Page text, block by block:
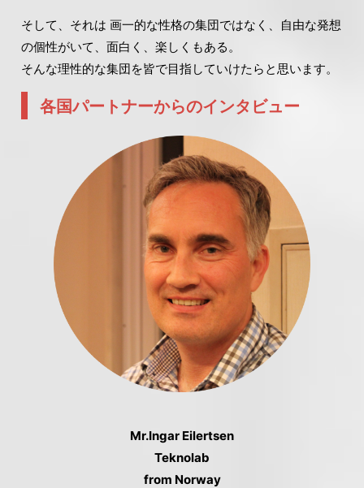
そして、それは 画一的な性格の集団ではなく、自由な発想
の個性がいて、面白く、楽しくもある。
そんな理性的な集団を皆で目指していけたらと思います。
各国パートナーからのインタビュー
Mr.Ingar Eilertsen
Teknolab
from Norway